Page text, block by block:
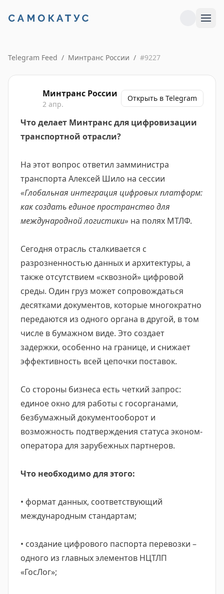
Telegram Feed / Минтранс России / #9227
Минтранс России
2 апр.
Открыть в Telegram
Что делает Минтранс для цифровизации
транспортной отрасли?
На этот вопрос ответил замминистра
транспорта Алексей Шило на сессии
«Глобальная интеграция цифровых платформ:
как создать единое пространство для
международной логистики» на полях МТЛФ.
Сегодня отрасль сталкивается с
разрозненностью данных и архитектуры, а
также отсутствием «сквозной» цифровой
среды. Один груз может сопровождаться
десятками документов, которые многократно
передаются из одного органа в другой, в том
числе в бумажном виде. Это создает
задержки, особенно на границе, и снижает
эффективность всей цепочки поставок.
Со стороны бизнеса есть четкий запрос:
единое окно для работы с госорганами,
безбумажный документооборот и
возможность подтверждения статуса эконом-
оператора для зарубежных партнеров.
Что необходимо для этого:
• формат данных, соответствующий
международным стандартам;
• создание цифрового паспорта перевозки –
одного из главных элементов НЦТЛП
«ГосЛог»;